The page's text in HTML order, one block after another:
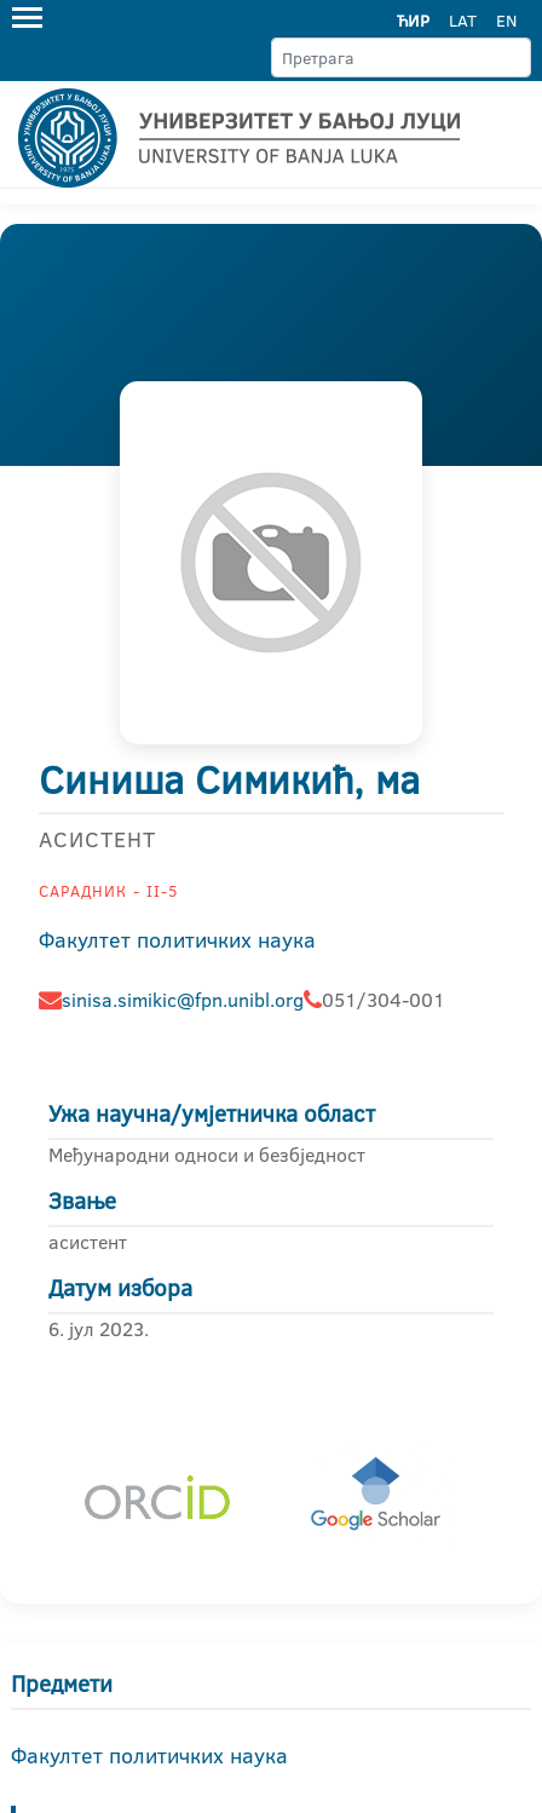
ЋИР LAT EN
Синиша Симикић, ма
АСИСТЕНТ
САРАДНИК - II-5
Факултет политичких наука
sinisa.simikic@fpn.unibl.org 051/304-001
Ужа научна/умјетничка област
Међународни односи и безбједност
Звање
асистент
Датум избора
6. јул 2023.
Предмети
Факултет политичких наука